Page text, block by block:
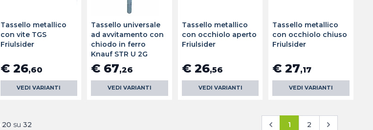
Tassello metallico
con vite TGS
Friulsider
€ 26,60
VEDI VARIANTI
Tassello universale
ad avvitamento con
chiodo in ferro
Knauf STR U 2G
€ 67,26
VEDI VARIANTI
Tassello metallico
con occhiolo aperto
Friulsider
€ 26,56
VEDI VARIANTI
Tassello metallico
con occhiolo chiuso
Friulsider
€ 27,17
VEDI VARIANTI
20 su 32 1 2